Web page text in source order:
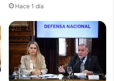
Hace 1 día